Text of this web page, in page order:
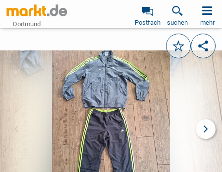
Dortmund Postfach suchen mehr
Merken
vorheriges Bild